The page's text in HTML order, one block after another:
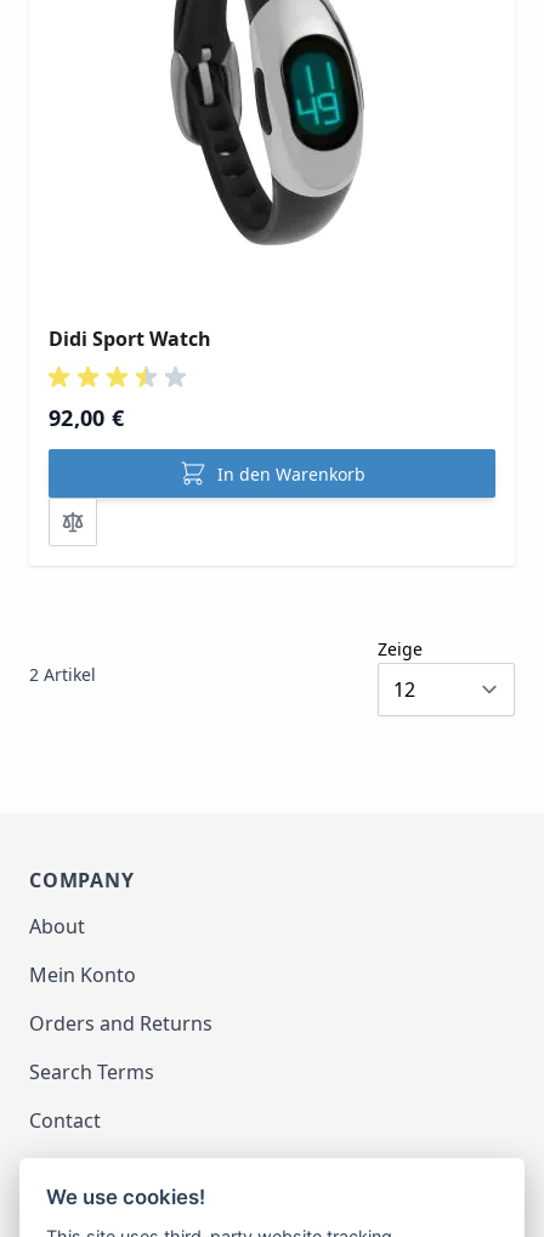
Didi Sport Watch
92,00 €
In den Warenkorb
2 Artikel
Zeige
COMPANY
About
Mein Konto
Orders and Returns
Search Terms
Contact
LEGAL
We use cookies!